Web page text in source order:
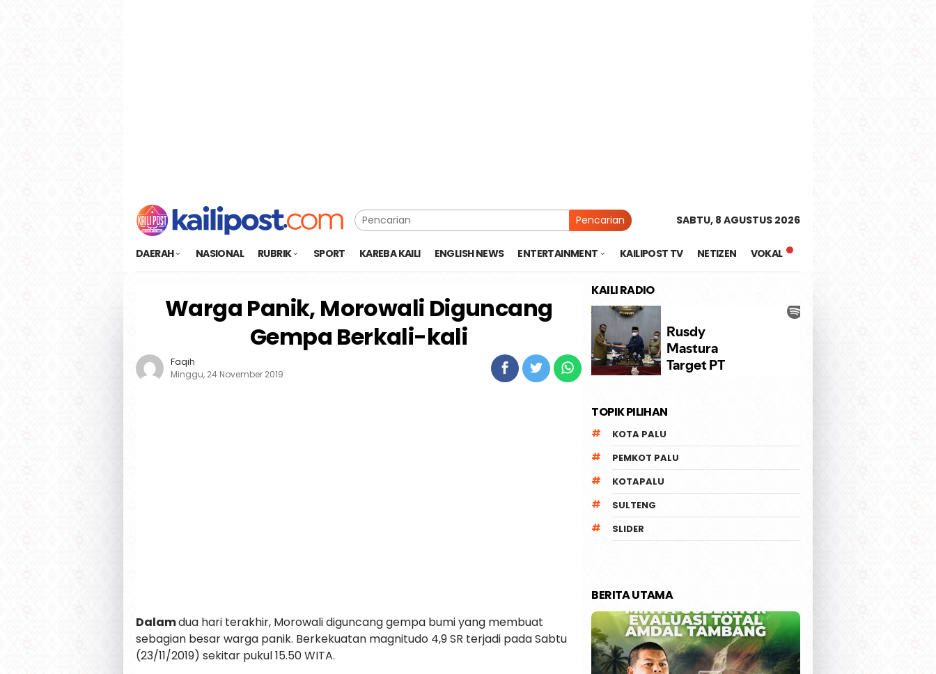
Pencarian SABTU, 8 AGUSTUS 2026
DAERAH NASIONAL RUBRIK SPORT KAREBA KAILI ENGLISH NEWS ENTERTAINMENT KAILIPOST TV NETIZEN VOKAL
Warga Panik, Morowali Diguncang
Gempa Berkali-kali
Faqih
Minggu, 24 November 2019
Dalamdua hari terakhir, Morowali diguncang gempa bumi yang membuat
sebagian besar warga panik. Berkekuatan magnitudo 4,9 SR terjadi pada Sabtu
(23/11/2019) sekitar pukul 15.50 WITA.
KAILI RADIO
TOPIK PILIHAN
KOTA PALU
PEMKOT PALU
KOTAPALU
SULTENG
SLIDER
BERITA UTAMA